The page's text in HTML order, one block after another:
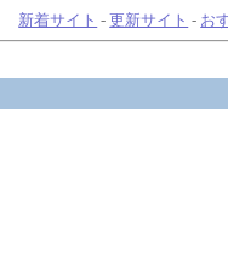
新着サイト -更新サイト - お